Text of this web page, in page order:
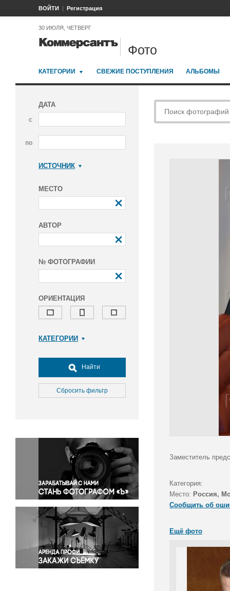
ВОЙТИ Регистрация
30 ИЮЛЯ, ЧЕТВЕРГ
Фото
КАТЕГОРИИ СВЕЖИЕ ПОСТУПЛЕНИЯ АЛЬБОМЫ
ДАТА
с
по
ИСТОЧНИК
МЕСТО
АВТОР
№ ФОТОГРАФИИ
ОРИЕНТАЦИЯ
КАТЕГОРИИ
Досуг, туризм и отдых
Культура
Медицина
Окружающая среда
Политика
Правосудие
Происшествия и конфликты
Религия
Светская жизнь
Спорт
Экология
Экономика и бизнес
Найти
Сбросить фильтр
Заместитель
Категория:
Место: Россия,
Сообщить об
Ещё фото